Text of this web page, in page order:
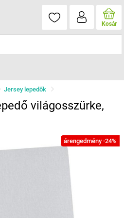
Kosár
Jersey lepedők
világosszürke,
árengedmény -24%